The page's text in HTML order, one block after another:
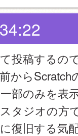
投稿するの
からScratch
部のみを表
タジオの方
復旧する気